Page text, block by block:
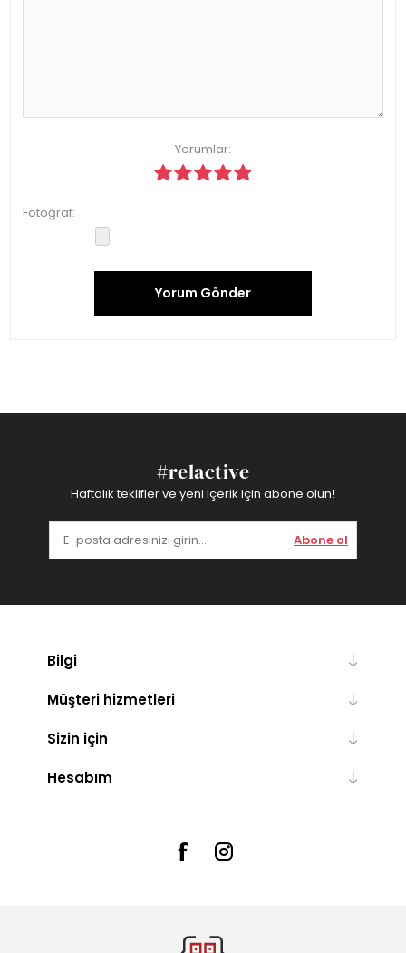
Yorumlar:
Fotoğraf:
Yorum Gönder
#relactive
Haftalık teklifler ve yeni içerik için abone olun!
Abone ol
Bilgi
Müşteri hizmetleri
Sizin için
Hesabım